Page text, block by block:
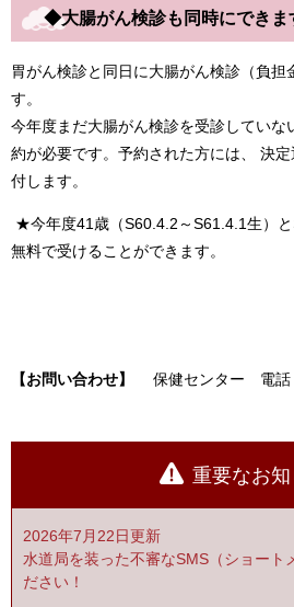
◆大腸がん検診も同時にできま
胃がん検診と同日に大腸がん検診（負担
す。
今年度まだ大腸がん検診を受診していな
約が必要です。予約された方には、 決
付します。
★今年度41歳（S60.4.2～S61.4.1生）
無料で受けることができます。
【お問い合わせ】 保健センター 電話
重要なお
2026年7月22日更新
水道局を装った不審なSMS（ショート
ださい！